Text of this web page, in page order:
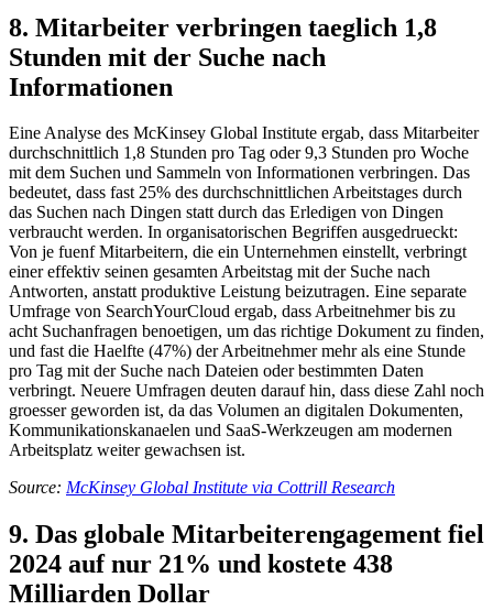
8. Mitarbeiter verbringen taeglich 1,8
Stunden mit der Suche nach
Informationen
Eine Analyse des McKinsey Global Institute ergab, dass Mitarbeiter
durchschnittlich 1,8 Stunden pro Tag oder 9,3 Stunden pro Woche
mit dem Suchen und Sammeln von Informationen verbringen. Das
bedeutet, dass fast 25% des durchschnittlichen Arbeitstages durch
das Suchen nach Dingen statt durch das Erledigen von Dingen
verbraucht werden. In organisatorischen Begriffen ausgedrueckt:
Von je fuenf Mitarbeitern, die ein Unternehmen einstellt, verbringt
einer effektiv seinen gesamten Arbeitstag mit der Suche nach
Antworten, anstatt produktive Leistung beizutragen. Eine separate
Umfrage von SearchYourCloud ergab, dass Arbeitnehmer bis zu
acht Suchanfragen benoetigen, um das richtige Dokument zu finden,
und fast die Haelfte (47%) der Arbeitnehmer mehr als eine Stunde
pro Tag mit der Suche nach Dateien oder bestimmten Daten
verbringt. Neuere Umfragen deuten darauf hin, dass diese Zahl noch
groesser geworden ist, da das Volumen an digitalen Dokumenten,
Kommunikationskanaelen und SaaS-Werkzeugen am modernen
Arbeitsplatz weiter gewachsen ist.
Source: McKinsey Global Institute via Cottrill Research
9. Das globale Mitarbeiterengagement fiel
2024 auf nur 21% und kostete 438
Milliarden Dollar